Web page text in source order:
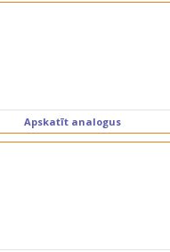
Apskatīt analogus